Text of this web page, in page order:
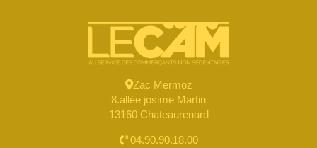
Zac Mermoz
8.allée josime Martin
13160 Chateaurenard
04.90.90.18.00